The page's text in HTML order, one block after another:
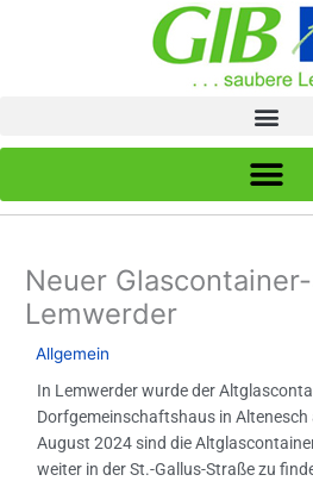
Neuer
Lemwerder
/Allgemein
In Lemwerder wurde der
Dorfgemeinschaftshaus in
August 2024 sind die
weiter in der St.-Gallus-Straße zu